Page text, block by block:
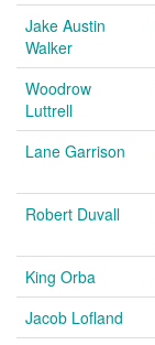
Jake Austin
Walker
Woodrow
Luttrell
Lane Garrison
Robert Duvall
King Orba
Jacob Lofland